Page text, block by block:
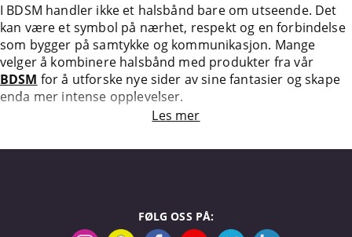
I BDSM handler ikke et halsbånd bare om utseende. Det
kan være et symbol på nærhet, respekt og en forbindelse
som bygger på samtykke og kommunikasjon. Mange
velger å kombinere halsbånd med produkter fra vår
BDSM for å utforske nye sider av sine fantasier og skape
enda mer intense opplevelser.
Les mer
FØLG OSS PÅ: